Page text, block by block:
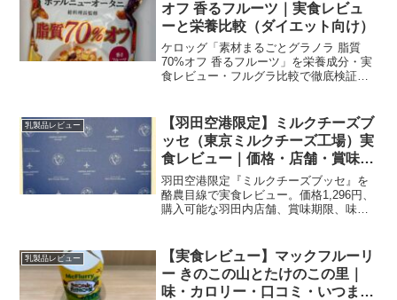
オフ 香るフルーツ｜実食レビュ
ーと栄養比較（ダイエット向け）
ケロッグ「素材まるごとグラノラ 脂質
70%オフ 香るフルーツ」を栄養成分・実
食レビュー・フルグラ比較で徹底検証。
乳製品レビュー
【羽田空港限定】ミルクチーズブ
ッセ（東京ミルクチーズ工場）実
食レビュー｜価格・店舗・賞味期
限
羽田空港限定『ミルクチーズブッセ』を
酪農目線で実食レビュー。価格1,296円、
購入可能な羽田内店舗、賞味期限、味の
乳製品レビュー
【実食レビュー】マックフルーリ
ー きのこの山とたけのこの里｜
味・カロリー・口コミ・いつま